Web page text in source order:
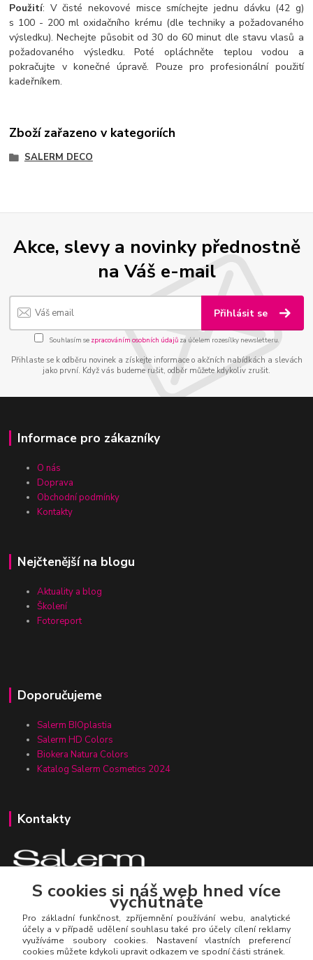
Použití: V čisté nekovové misce smíchejte jednu dávku (42 g)
s 100 - 200 ml oxidačního krému (dle techniky a požadovaného
výsledku). Nechejte působit od 30 do 60 minut dle stavu vlasů a
požadovaného výsledku. Poté opláchněte teplou vodou a
pokračujte v konečné úpravě. Pouze pro profesionální použití
kadeřníkem.
Zboží zařazeno v kategoriích
SALERM DECO
Akce, slevy a novinky přednostně
na Váš e-mail
Přihlásit se
Souhlasím se zpracováním osobních údajůza účelem rozesílky newsletteru.
Přihlaste se k odběru novinek a získejte informace o akčních nabídkách a slevách
jako první. Když vás budeme rušit, odběr můžete kdykoliv zrušit.
Informace pro zákazníky
O nás
Doprava
Obchodní podmínky
Kontakty
Nejčtenější na blogu
Aktuality a blog
Školení
Fotoreport
Doporučujeme
Salerm BIOplastia
Salerm HD Colors
Biokera Natura Colors
Katalog Salerm Cosmetics 2024
Kontakty
Zákaznická linka Salerm.cz
+420 777 271 199
salerm@salerm.cz
S cookies si náš web hned více
vychutnáte
Pro základní funkčnost, zpříjemnění používání webu, analytické
účely a v případě udělení souhlasu také pro účely cílení reklamy
využíváme soubory cookies. Nastavení vlastních preferencí
cookies můžete kdykoli upravit odkazem ve spodní části stránek.